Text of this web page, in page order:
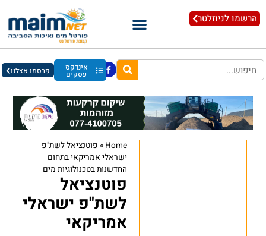
הרשמו לניוזלטר
אינדקס
עסקים פרסמו אצלנו
Home
» פוטנציאל לשת"פ
ישראלי אמריקאי בתחום
החדשנות בטכנולוגיות מים
פוטנציאל
לשת"פ ישראלי
אמריקאי